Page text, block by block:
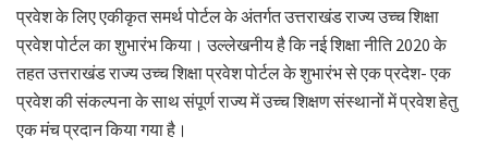
प्रवेश के लिए एकीकृत समर्थ पोर्टल के अंतर्गत उत्तराखंड राज्य उच्च शिक्षा
प्रवेश पोर्टल का शुभारंभ किया। उल्लेखनीय है कि नई शिक्षा नीति 2020 के
तहत उत्तराखंड राज्य उच्च शिक्षा प्रवेश पोर्टल के शुभारंभ से एक प्रदेश- एक
प्रवेश की संकल्पना के साथ संपूर्ण राज्य में उच्च शिक्षण संस्थानों में प्रवेश हेतु
एक मंच प्रदान किया गया है।